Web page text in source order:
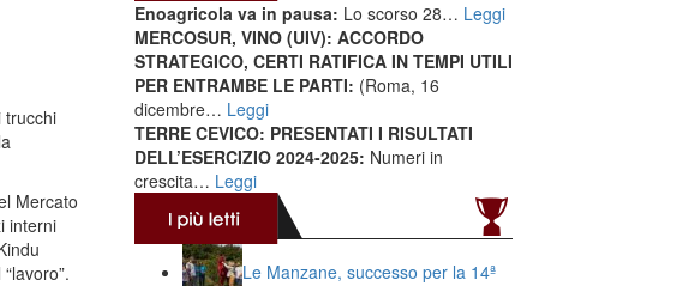
trucchi
Mercato
interni
Enoagricola va in pausa: Lo scorso 28… Leggi
MERCOSUR, VINO (UIV): ACCORDO
STRATEGICO, CERTI RATIFICA IN TEMPI UTILI
PER ENTRAMBE LE PARTI: (Roma, 16
dicembre… Leggi
TERRE CEVICO: PRESENTATI I RISULTATI
DELL’ESERCIZIO 2024-2025: Numeri in
crescita… Leggi
Le Manzane, successo per la 14ª